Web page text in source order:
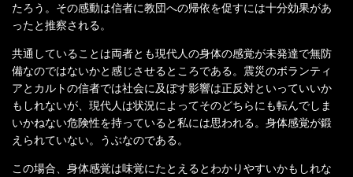
たろう。その感動は信者に教団への帰依を促すには十分効果があ
ったと推察される。
共通していることは両者とも現代人の身体の感覚が未発達で無防
備なのではないかと感じさせるところである。震災のボランティ
アとカルトの信者では社会に及ぼす影響は正反対といっていいか
もしれないが、現代人は状況によってそのどちらにも転んでしま
いかねない危険性を持っていると私には思われる。身体感覚が鍛
えられていない。うぶなのである。
この場合、身体感覚は味覚にたとえるとわかりやすいかもしれな